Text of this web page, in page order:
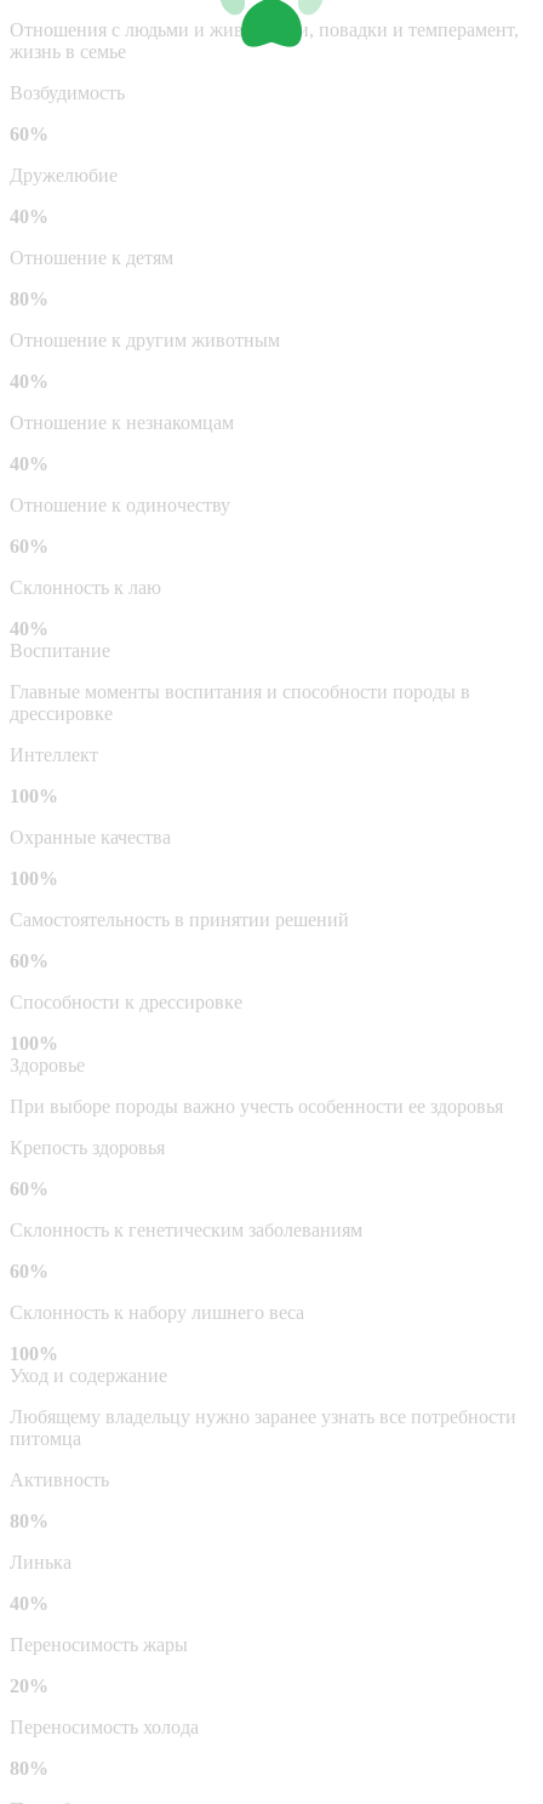
Отношения с людьми и животными, повадки и темперамент,
жизнь в семье
Возбудимость
60%
Дружелюбие
40%
Отношение к детям
80%
Отношение к другим животным
40%
Отношение к незнакомцам
40%
Отношение к одиночеству
60%
Склонность к лаю
40%
Воспитание
Главные моменты воспитания и способности породы в
дрессировке
Интеллект
100%
Охранные качества
100%
Самостоятельность в принятии решений
60%
Способности к дрессировке
100%
Здоровье
При выборе породы важно учесть особенности ее здоровья
Крепость здоровья
60%
Склонность к генетическим заболеваниям
60%
Склонность к набору лишнего веса
100%
Уход и содержание
Любящему владельцу нужно заранее узнать все потребности
питомца
Активность
80%
Линька
40%
Переносимость жары
20%
Переносимость холода
80%